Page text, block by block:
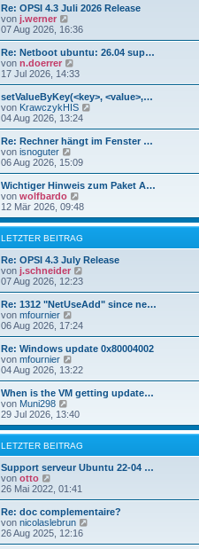
Re: OPSI 4.3 Juli 2026 Release
von j.werner
e
u
e
s
t
r
B
e
i
r
a
g
07 Aug 2026, 16:36
Re: Netboot ubuntu: 26.04 sup…
von n.doerrer
e
u
e
s
t
B
e
i
r
a
g
17 Jul 2026, 14:33
setValueByKey(<key>, <value>,…
von KrawczykHIS
u
e
B
t
g
04 Aug 2026, 13:24
Re: Rechner hängt im Fenster …
von isnoguter
e
u
e
s
t
r
B
e
i
t
r
06 Aug 2026, 15:09
Wichtiger Hinweis zum Paket A…
von wolfbardo
e
u
e
s
t
e
r
B
e
i
r
g
12 Mär 2026, 09:48
LETZTER BEITRAG
Re: OPSI 4.3 July Release
von j.schneider
u
e
B
r
07 Aug 2026, 12:23
Re: 1312 "NetUseAdd" since ne…
von mfournier
e
u
e
s
t
B
e
i
t
r
a
06 Aug 2026, 17:24
Re: Windows update 0x80004002
von mfournier
e
u
e
s
t
r
B
e
i
r
04 Aug 2026, 13:22
When is the VM getting update…
von Muni298
e
u
e
s
t
e
B
e
i
t
r
29 Jul 2026, 13:40
LETZTER BEITRAG
Support serveur Ubuntu 22-04 …
von otto
e
u
e
s
t
e
26 Mai 2022, 01:41
Re: doc complementaire?
von nicolaslebrun
u
26 Aug 2025, 12:16